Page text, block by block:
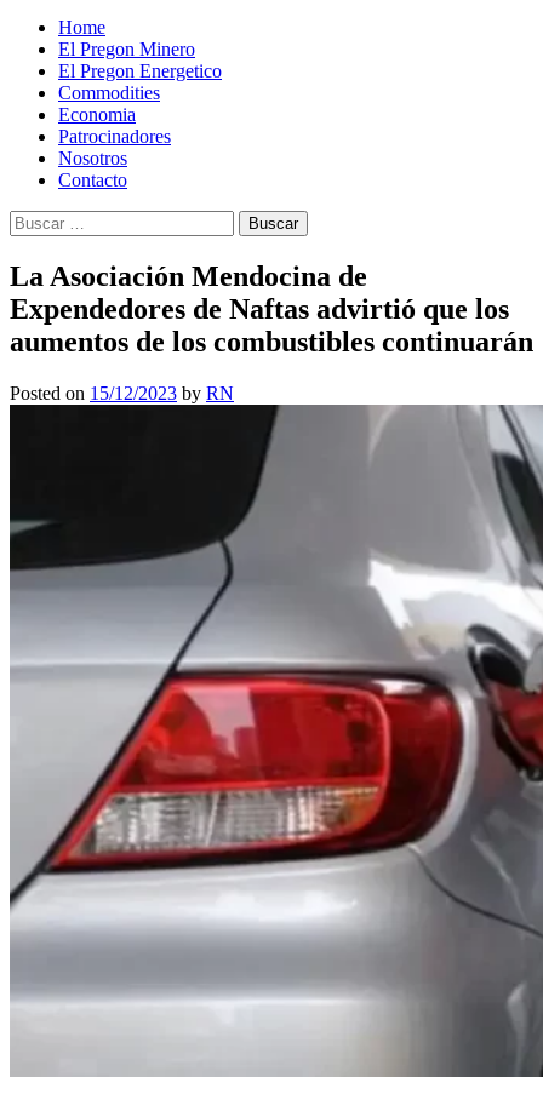
Home
El Pregon Minero
El Pregon Energetico
Commodities
Economia
Patrocinadores
Nosotros
Contacto
Buscar:
La Asociación Mendocina de
Expendedores de Naftas advirtió que los
aumentos de los combustibles continuarán
Posted on 15/12/2023 by RN